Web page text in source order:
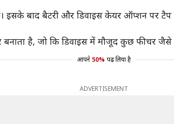
इसके बाद बैटरी और डिवाइस केयर ऑप्शन पर
है, जो कि डिवाइस में मौजूद कुछ फीचर जैसे
आपने 50% पढ़ लिया है
ADVERTISEMENT